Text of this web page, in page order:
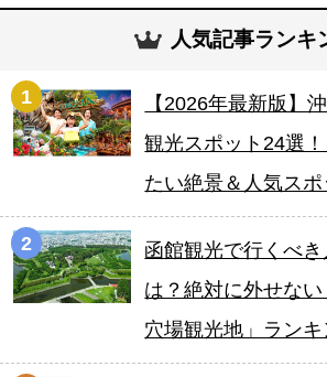
人気記事ランキ
1
【2026年最新版】
観光スポット24選
たい絶景＆人気ス
2
函館観光で行くべき
は？絶対に外せない
穴場観光地」ラン